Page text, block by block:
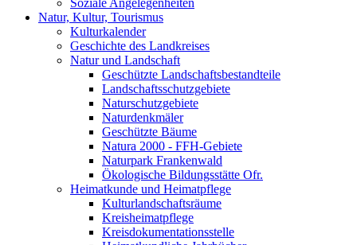
Soziale Angelegenheiten
Natur, Kultur, Tourismus
Kulturkalender
Geschichte des Landkreises
Natur und Landschaft
Geschützte Landschaftsbestandteile
Landschaftsschutzgebiete
Naturschutzgebiete
Naturdenkmäler
Geschützte Bäume
Natura 2000 - FFH-Gebiete
Naturpark Frankenwald
Ökologische Bildungsstätte Ofr.
Heimatkunde und Heimatpflege
Kulturlandschaftsräume
Kreisheimatpflege
Kreisdokumentationsstelle